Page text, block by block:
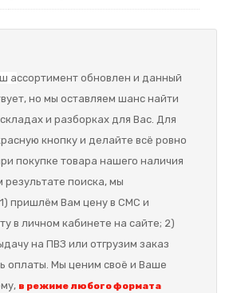
ассортимент обновлен и данный
но мы оставляем шанс найти
и разборках для Вас. Для
кнопку и делайте всё ровно
покупке товара нашего наличия
результате поиска, мы
пришлём Вам цену в СМС и
в личном кабинете на сайте; 2)
на ПВЗ или отгрузим заказ
оплаты. Мы ценим своё и Ваше
в режиме любого формата